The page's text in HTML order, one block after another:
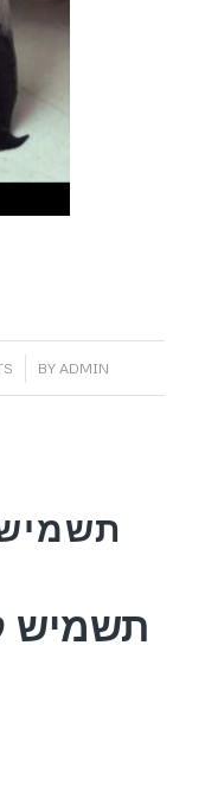
BY ADMIN
תשמיש